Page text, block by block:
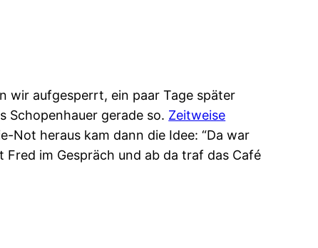
wir aufgesperrt, ein paar Tage später
Schopenhauer gerade so. Zeitweise
Not heraus kam dann die Idee: “Da war
im Gespräch und ab da traf das Café